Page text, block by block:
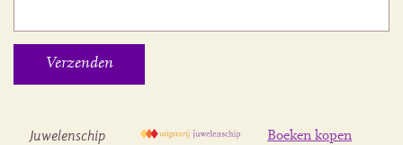
Juwelenschip
Boeken kopen